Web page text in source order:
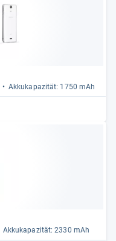
Akku­ka­pa­zi­tät: 1750 mAh
Akku­ka­pa­zi­tät: 2330 mAh